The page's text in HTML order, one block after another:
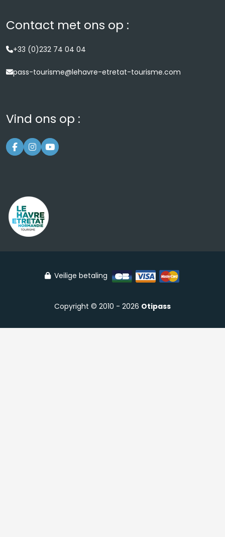
Contact met ons op :
+33 (0)232 74 04 04
pass-tourisme@lehavre-etretat-tourisme.com
Vind ons op :
Veilige betaling
Copyright © 2010 - 2026 Otipass